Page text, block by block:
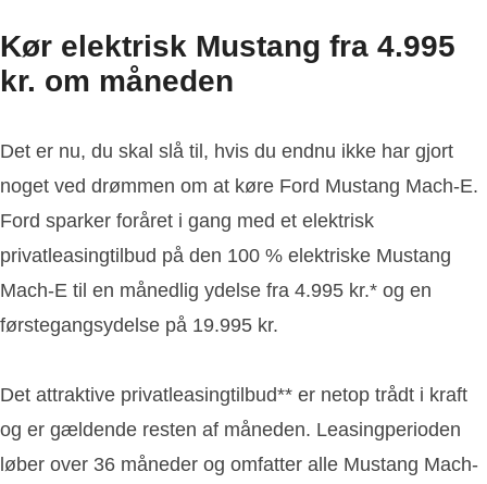
Kør elektrisk Mustang fra 4.995
kr. om måneden
Det er nu, du skal slå til, hvis du endnu ikke har gjort
noget ved drømmen om at køre Ford Mustang Mach-E.
Ford sparker foråret i gang med et elektrisk
privatleasingtilbud på den 100 % elektriske Mustang
Mach-E til en månedlig ydelse fra 4.995 kr.* og en
førstegangsydelse på 19.995 kr.
Det attraktive privatleasingtilbud** er netop trådt i kraft
og er gældende resten af måneden. Leasingperioden
løber over 36 måneder og omfatter alle Mustang Mach-